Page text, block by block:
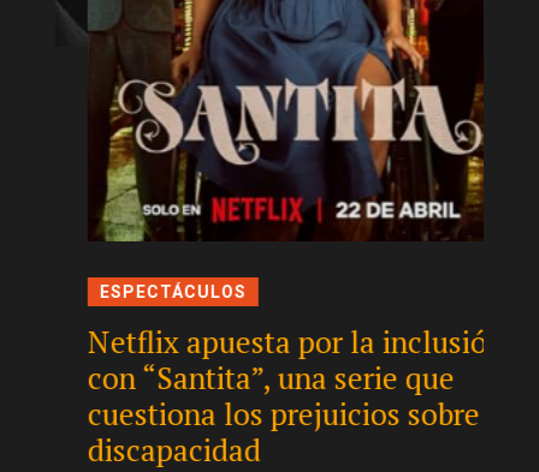
ESPECTÁCULOS
Netflix apuesta por la inclusión
con “Santita”, una serie que
cuestiona los prejuicios sobre la
discapacidad